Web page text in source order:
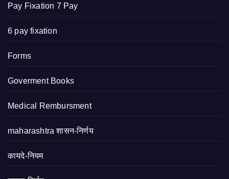
Pay Fixation 7 Pay
6 pay fixation
Forms
Goverment Books
Medical Rembursment
maharashtra शासन-निर्णय
कायदे-नियम